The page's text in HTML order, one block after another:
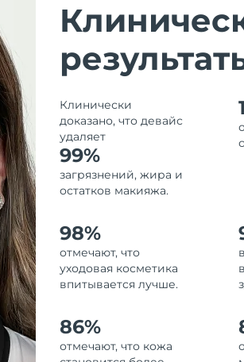
Клинически
доказано, что девайс
удаляет
99%
загрязнений, жира и
остатков макияжа.
98%
отмечают, что
уходовая косметика
впитывается лучше.
86%
отмечают, что кожа